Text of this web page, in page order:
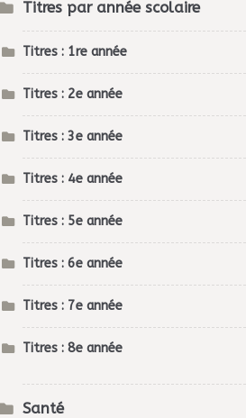
Titres par année scolaire
Titres : 1re année
Titres : 2e année
Titres : 3e année
Titres : 4e année
Titres : 5e année
Titres : 6e année
Titres : 7e année
Titres : 8e année
Santé